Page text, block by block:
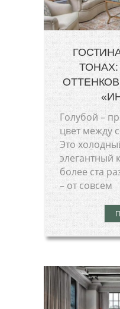
Голубой –
цвет между
Это
элегантный
более ста
– от совсем